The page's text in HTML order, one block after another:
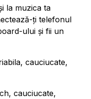
la muzica ta
ți telefonul
ului și fii un
cauciucate,
cauciucate,